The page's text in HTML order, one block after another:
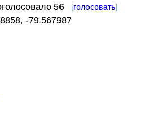
56 [голосовать]
, -79.567987